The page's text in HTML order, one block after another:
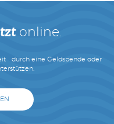
online.
durch eine Geldspende oder